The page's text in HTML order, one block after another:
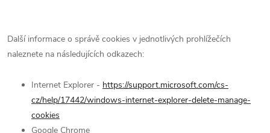
Další informace o správě cookies v jednotlivých prohlížečích
naleznete na následujících odkazech:
Internet Explorer - https://support.microsoft.com/cs-
cz/help/17442/windows-internet-explorer-delete-manage-
cookies
Google Chrome